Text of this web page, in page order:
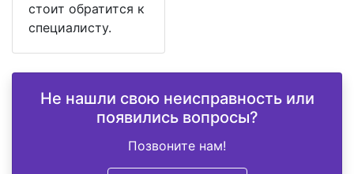
стоит обратится к
специалисту.
Не нашли свою неисправность или
появились вопросы?
Позвоните нам!